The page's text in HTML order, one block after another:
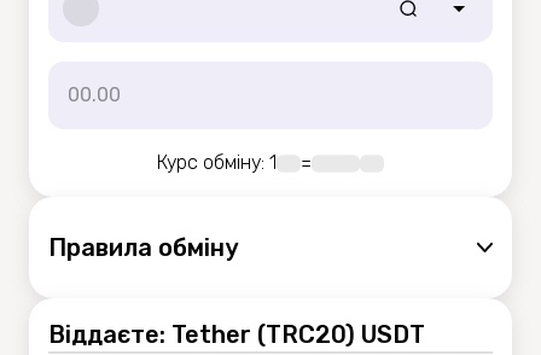
Курс обміну: 1 =
Правила обмiну
Віддаєте: Tether (TRC20) USDT